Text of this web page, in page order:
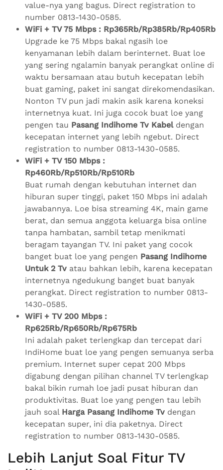
value-nya yang bagus. Direct registration to
number 0813-1430-0585.
WiFi + TV 75 Mbps : Rp365Rb/Rp385Rb/Rp405Rb
Upgrade ke 75 Mbps bakal ngasih loe
kenyamanan lebih dalam berinternet. Buat loe
yang sering ngalamin banyak perangkat online di
waktu bersamaan atau butuh kecepatan lebih
buat gaming, paket ini sangat direkomendasikan.
Nonton TV pun jadi makin asik karena koneksi
internetnya kuat. Ini juga cocok buat loe yang
pengen tau Pasang Indihome Tv Kabeldengan
kecepatan internet yang lebih ngebut. Direct
registration to number 0813-1430-0585.
WiFi + TV 150 Mbps :
Rp460Rb/Rp510Rb/Rp510Rb
Buat rumah dengan kebutuhan internet dan
hiburan super tinggi, paket 150 Mbps ini adalah
jawabannya. Loe bisa streaming 4K, main game
berat, dan semua anggota keluarga bisa online
tanpa hambatan, sambil tetap menikmati
beragam tayangan TV. Ini paket yang cocok
banget buat loe yang pengen Pasang Indihome
Untuk 2 Tv atau bahkan lebih, karena kecepatan
internetnya ngedukung banget buat banyak
perangkat. Direct registration to number 0813-
1430-0585.
WiFi + TV 200 Mbps :
Rp625Rb/Rp650Rb/Rp675Rb
Ini adalah paket terlengkap dan tercepat dari
IndiHome buat loe yang pengen semuanya serba
premium. Internet super cepat 200 Mbps
digabung dengan pilihan channel TV terlengkap
bakal bikin rumah loe jadi pusat hiburan dan
produktivitas. Buat loe yang pengen tau lebih
jauh soal Harga Pasang Indihome Tv dengan
kecepatan super, ini dia paketnya. Direct
registration to number 0813-1430-0585.
Lebih Lanjut Soal Fitur TV